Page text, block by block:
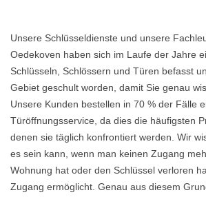
Unsere Schlüsseldienste und unsere
Oedekoven haben sich im Laufe der Jahre
Schlüsseln, Schlössern und Türen befasst
Gebiet geschult worden, damit Sie genau
Unsere Kunden bestellen in 70 % der Fälle
Türöffnungsservice, da dies die häufigsten
denen sie täglich konfrontiert werden. Wir
es sein kann, wenn man keinen Zugang
Wohnung hat oder den Schlüssel verloren
Zugang ermöglicht. Genau aus diesem